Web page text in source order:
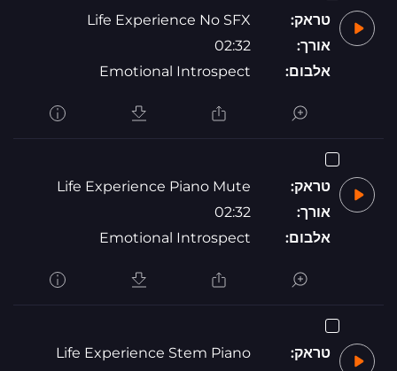
טראק:
Life Experience No SFX
אורך:
02:32
אלבום:
Emotional Introspect
טראק:
Life Experience Piano Mute
אורך:
02:32
אלבום:
Emotional Introspect
טראק:
Life Experience Stem Piano